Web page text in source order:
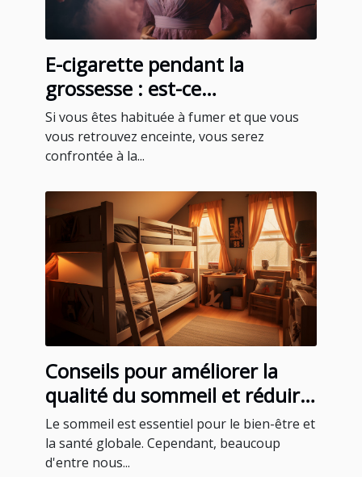
E-cigarette pendant la
grossesse : est-ce
recommandable ?
Si vous êtes habituée à fumer et que vous
vous retrouvez enceinte, vous serez
confrontée à la...
Conseils pour améliorer la
qualité du sommeil et réduire
le ronflement
Le sommeil est essentiel pour le bien-être et
la santé globale. Cependant, beaucoup
d'entre nous...